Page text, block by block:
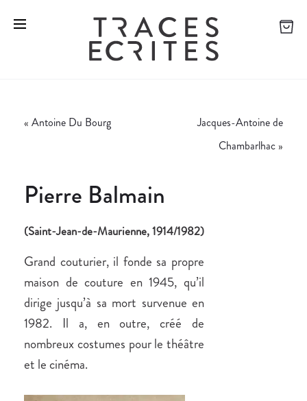
« Antoine Du Bourg
Jacques-Antoine de
Chambarlhac »
Pierre Balmain
(Saint-Jean-de-Maurienne, 1914/1982)
Grand couturier, il fonde sa propre
maison de couture en 1945, qu’il
dirige jusqu’à sa mort survenue en
1982. Il a, en outre, créé de
nombreux costumes pour le théâtre
et le cinéma.